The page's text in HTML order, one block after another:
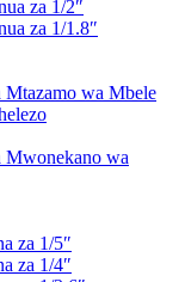
za 1/2″
za 1/1.8″
Mtazamo wa Mbele
Mwonekano wa
za 1/5″
za 1/4″